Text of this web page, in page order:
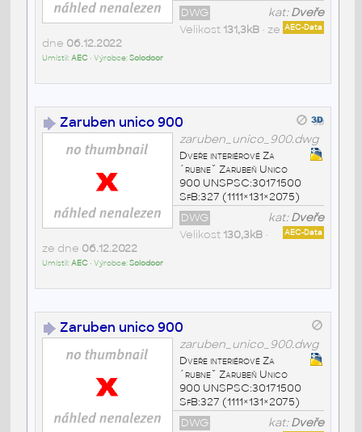
kat:Dveře
DWG
AEC-Data
Velikost 131,3kB• ze
dne 06.12.2022
Umístil:AEC• Výrobce:Solodoor
Zaruben unico 900
zaruben_unico_900.dwg
Dveře interiérové Za
´rubneˇ Zarubeň Unico
900 UNSPSC:30171500
SfB:327 (1111×131×2075)
kat:Dveře
DWG
AEC-Data
Velikost 130,3kB•
ze dne 06.12.2022
Umístil:AEC• Výrobce:Solodoor
Zaruben unico 900
zaruben_unico_900.dwg
Dveře interiérové Za
´rubneˇ Zarubeň Unico
900 UNSPSC:30171500
SfB:327 (1111×131×2075)
kat:Dveře
DWG